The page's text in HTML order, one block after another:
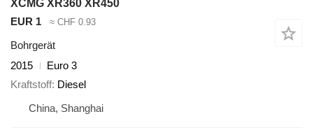
XCMG XR360 XR450
EUR 1
≈ CHF 0.93
Bohrgerät
2015
Euro 3
Kraftstoff Diesel
China, Shanghai